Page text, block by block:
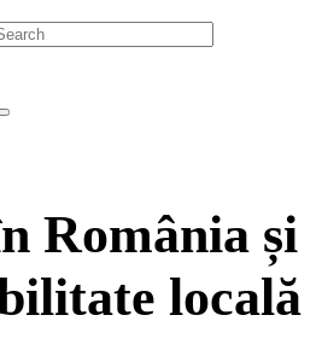
România și
locală